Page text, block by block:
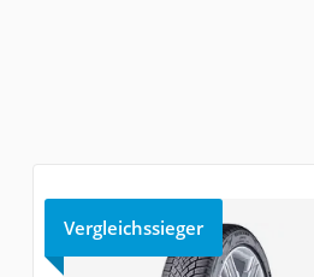
Vergleichssieger